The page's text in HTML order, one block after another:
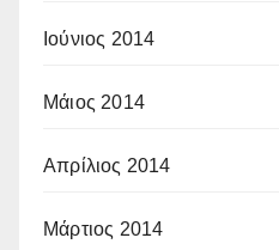
Ιούνιος 2014
Μάιος 2014
Απρίλιος 2014
Μάρτιος 2014